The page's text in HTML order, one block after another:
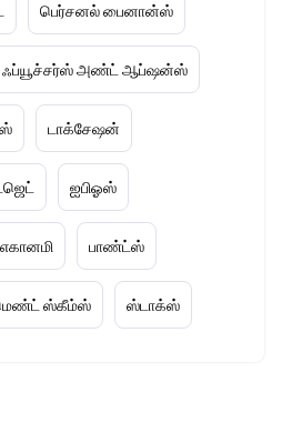
பெர்சனல் பைனான்ஸ்
ஃப்யூச்சர்ஸ் அண்ட் ஆப்ஷன்ஸ்
டாக்சேஷன்
ஐபிஓஸ்
எகானமி பாண்ட்ஸ்
ஸ்கீம்ஸ் ஸ்டாக்ஸ்